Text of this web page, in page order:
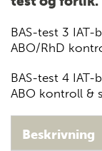
BAS-test 3 IAT-
ABO/RhD
BAS-test 4 IAT-
ABO kontroll &
Beskrivning